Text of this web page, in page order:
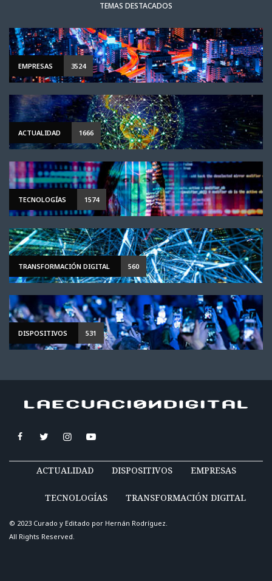
TEMAS DESTACADOS
EMPRESAS 3524
ACTUALIDAD 1666
TECNOLOGÍAS 1574
TRANSFORMACIÓN DIGITAL 560
DISPOSITIVOS 531
ACTUALIDAD DISPOSITIVOS EMPRESAS
TECNOLOGÍAS TRANSFORMACIÓN DIGITAL
© 2023 Curado y Editado por Hernán Rodríguez.
All Rights Reserved.